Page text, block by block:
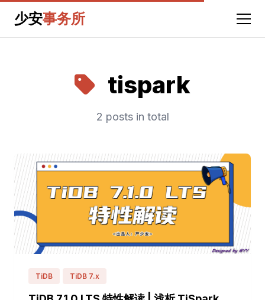
少安事务所
tispark
2 posts in total
TiDB TiDB 7.x